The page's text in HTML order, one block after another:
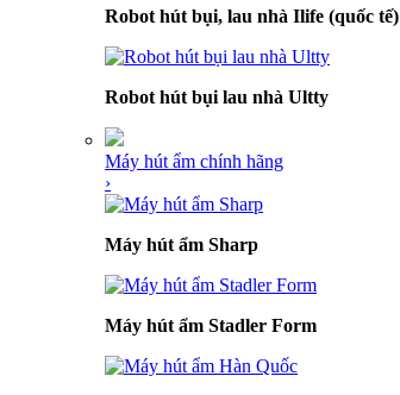
Robot hút bụi, lau nhà Ilife (quốc tế)
Robot hút bụi lau nhà Ultty
Máy hút ẩm chính hãng
›
Máy hút ẩm Sharp
Máy hút ẩm Stadler Form